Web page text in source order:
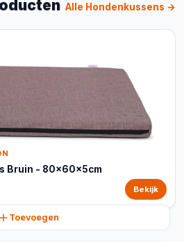
Alle Hondenkussens →
Bruin - 80x60x5cm
Bekijk
Toevoegen